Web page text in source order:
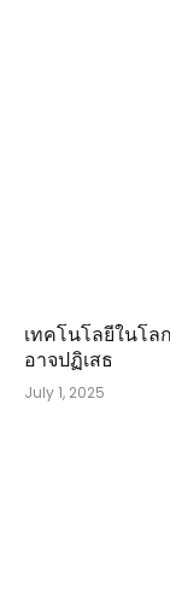
เทคโนโลยีในโ
อาจปฏิเสธ
July 1, 2025